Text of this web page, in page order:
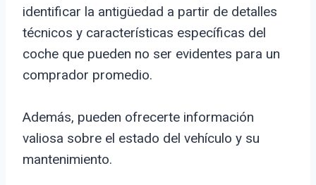
identificar la antigüedad a partir de detalles
técnicos y características específicas del
coche que pueden no ser evidentes para un
comprador promedio.
Además, pueden ofrecerte información
valiosa sobre el estado del vehículo y su
mantenimiento.